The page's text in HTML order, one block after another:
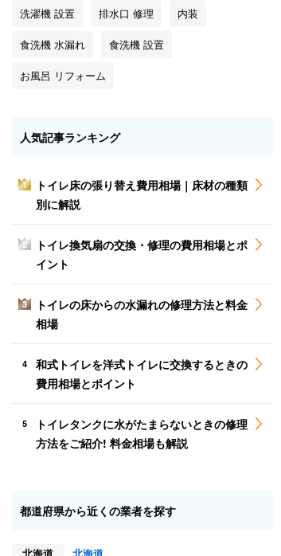
洗濯機 設置 排水口 修理 内装
食洗機 水漏れ 食洗機 設置
お風呂 リフォーム
人気記事ランキング
1
トイレ床の張り替え費用相場｜床材の種類
別に解説
2
トイレ換気扇の交換・修理の費用相場とポ
イント
3
トイレの床からの水漏れの修理方法と料金
相場
4
和式トイレを洋式トイレに交換するときの
費用相場とポイント
5
トイレタンクに水がたまらないときの修理
方法をご紹介! 料金相場も解説
都道府県から近くの業者を探す